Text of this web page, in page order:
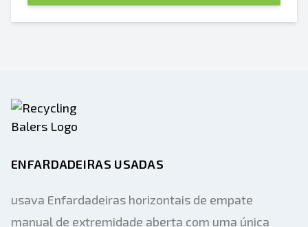
ENFARDADEIRAS USADAS
usava Enfardadeiras horizontais de empate
manual de extremidade aberta com uma única